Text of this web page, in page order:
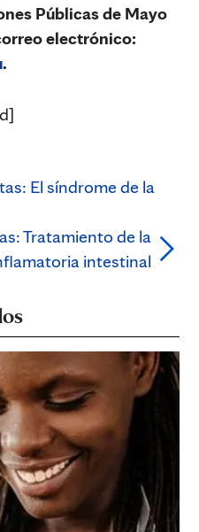
Públicas de Mayo
electrónico:
.
El síndrome de la
Tratamiento de la
intestinal